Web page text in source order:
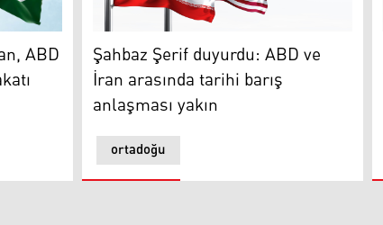
ABD Şahbaz Şerif duyurdu: ABD ve İran
ortadoğu
Şahbaz Şerif duyurdu: ABD ve
İran arasında tarihi barış
anlaşması yakın